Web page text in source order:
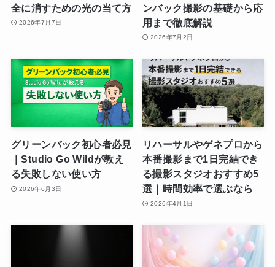
全に消すための光の当て方
2026年7月7日
ンバック撮影の基礎から応
用まで徹底解説
2026年7月2日
グリーンバック初心者必見
｜Studio Go Wildが教え
る失敗しない使い方
2026年6月3日
リハーサルやゲネプロから
本番撮影まで1日完結でき
る撮影スタジオおすすめ5
選｜時間効率で選ぶなら
2026年4月1日